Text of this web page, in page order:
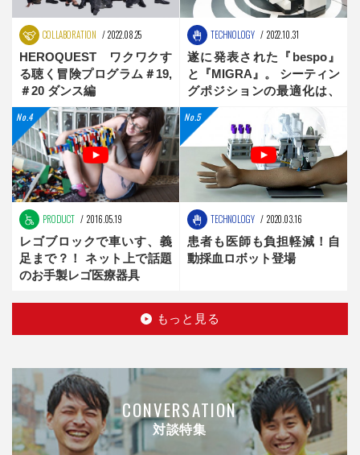
COLLABORATION 2022.08.25
HEROQUEST ワクワクす
る聴く冒険プログラム＃19,
＃20 ダンス編
TECHNOLOGY 2022.10.31
遂に発表された『bespo』
と『MIGRA』。 シーティン
グポジションの最適化は、
新時代へ
PRODUCT 2016.05.19
レゴブロックで車いす、義
足まで？！ ネット上で話題
のお手製レゴ医療器具
TECHNOLOGY 2020.03.16
患者も医師も負担軽減！自
動採血ロボット登場
もっと見る
CONVERSATION
対談特集